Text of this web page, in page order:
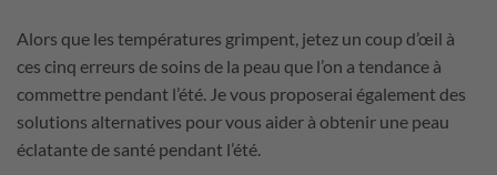
Alors que les températures grimpent, jetez un coup d’œil à
ces cinq erreurs de soins de la peau que l’on a tendance à
commettre pendant l’été. Je vous proposerai également des
solutions alternatives pour vous aider à obtenir une peau
éclatante de santé pendant l’été.